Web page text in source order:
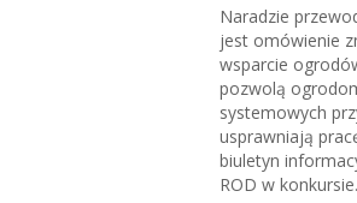
Naradzie
jest omówienie
wsparcie
pozwolą
systemowych
usprawniają
biuletyn
ROD w konkursie.